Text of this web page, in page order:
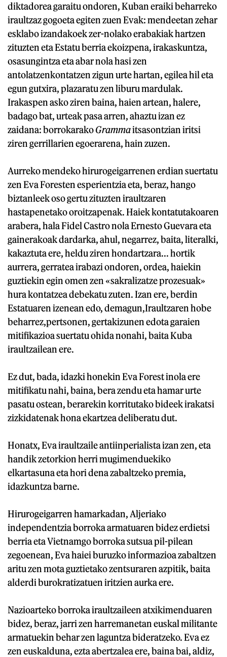
diktadorea garaitu ondoren, Kuban eraiki beharreko
iraultzaz gogoeta egiten zuen Evak: mendeetan zehar
esklabo izandakoek zer-nolako erabakiak hartzen
zituzten eta Estatu berria ekoizpena, irakaskuntza,
osasungintza eta abar nola hasi zen
antolatzenkontatzen zigun urte hartan, egilea hil eta
egun gutxira, plazaratu zen liburu mardulak.
Irakaspen asko ziren baina, haien artean, halere,
badago bat, urteak pasa arren, ahaztu izan ez
zaidana: borrokarakoGrammaitsasontzian iritsi
ziren gerrillarien egoerarena, hain zuzen.
Aurreko mendeko hirurogeigarrenen erdian suertatu
zen Eva Foresten esperientzia eta, beraz, hango
biztanleek oso gertu zituzten iraultzaren
hastapenetako oroitzapenak. Haiek kontatutakoaren
arabera, hala Fidel Castro nola Ernesto Guevara eta
gainerakoak dardarka, ahul, negarrez, baita, literalki,
kakaztuta ere, heldu ziren hondartzara... hortik
aurrera, gerratea irabazi ondoren, ordea, haiekin
guztiekin egin omen zen «sakralizatze prozesuak»
hura kontatzea debekatu zuten. Izan ere, berdin
Estatuaren izenean edo, demagun,Iraultzaren hobe
beharrez,pertsonen, gertakizunen edota garaien
mitifikazioa suertatu ohida nonahi, baita Kuba
iraultzailean ere.
Ez dut, bada, idazki honekin Eva Forest inola ere
mitifikatu nahi, baina, bera zendu eta hamar urte
pasatu ostean, berarekin korritutako bideek irakatsi
zizkidatenak hona ekartzea deliberatu dut.
Honatx, Eva iraultzaile antiinperialista izan zen, eta
handik zetorkion herri mugimenduekiko
elkartasuna eta hori dena zabaltzeko premia,
idazkuntza barne.
Hirurogeigarren hamarkadan, Aljeriako
independentzia borroka armatuaren bidez erdietsi
berria eta Vietnamgo borroka sutsua pil-pilean
zegoenean, Eva haiei buruzko informazioa zabaltzen
aritu zen mota guztietako zentsuraren azpitik, baita
alderdi burokratizatuen iritzien aurka ere.
Nazioarteko borroka iraultzaileen atxikimenduaren
bidez, beraz, jarri zen harremanetan euskal militante
armatuekin behar zen laguntza bideratzeko. Eva ez
zen euskalduna, ezta abertzalea ere, baina bai, aldiz,